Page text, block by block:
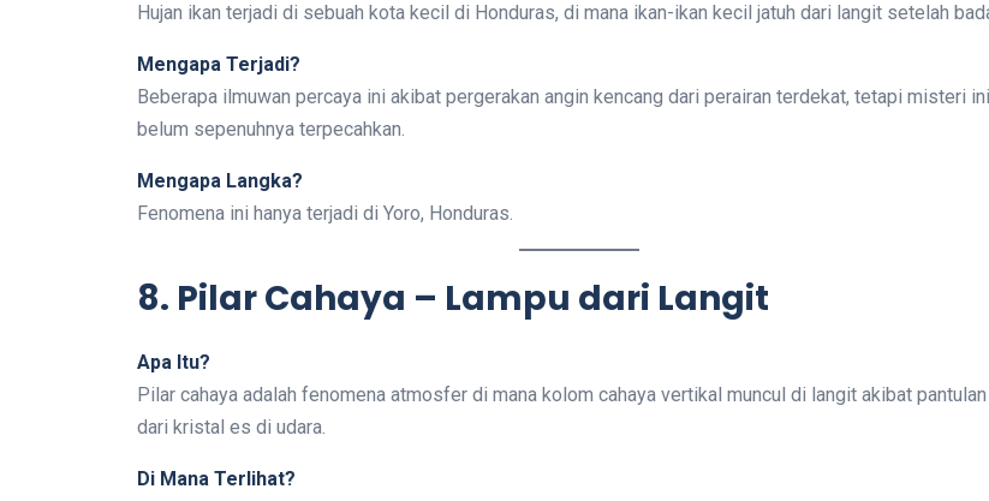
Hujan ikan terjadi di sebuah kota kecil di Honduras, di mana ikan-ikan kecil jatuh dari langit setelah
Mengapa Terjadi?
Beberapa ilmuwan percaya ini akibat pergerakan angin kencang dari perairan terdekat, tetapi misteri ini
belum sepenuhnya terpecahkan.
Mengapa Langka?
Fenomena ini hanya terjadi di Yoro, Honduras.
8. Pilar Cahaya – Lampu dari Langit
Apa Itu?
Pilar cahaya adalah fenomena atmosfer di mana kolom cahaya vertikal muncul di langit akibat pantulan
dari kristal es di udara.
Di Mana Terlihat?